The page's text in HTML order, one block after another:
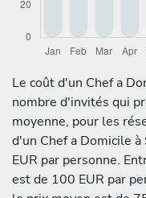
Le coût d'un Chef a
nombre d'invités qui
moyenne, pour les
d'un Chef a Domicile
EUR par personne.
est de 100 EUR par